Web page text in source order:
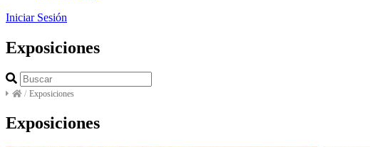
Iniciar Sesión
Exposiciones
/ Exposiciones
Exposiciones